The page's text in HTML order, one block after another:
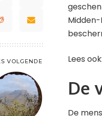
en Caicoseilanden
VOLGENDE Lees ook:
De
De